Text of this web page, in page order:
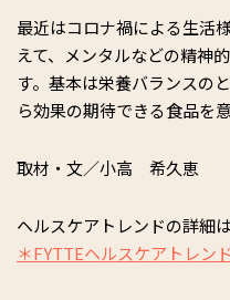
最近はコロナ禍による生活
えて、メンタルなどの精神
す。基本は栄養バランスの
ら効果の期待できる食品を
取材・文／小高 希久恵
ヘルスケアトレンドの詳細
＊FYTTEヘルスケアトレン